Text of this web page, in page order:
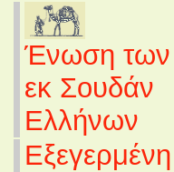
Ένωση των
εκ Σουδάν
Ελλήνων
Εξεγερμένη